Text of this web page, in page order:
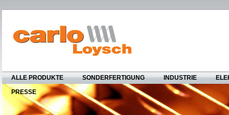
ALLE PRODUKTE SONDERFERTIGUNG INDUSTRIE
PRESSE